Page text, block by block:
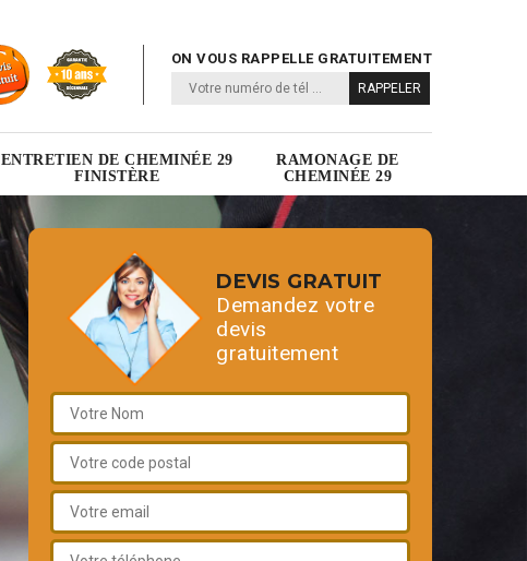
ON VOUS RAPPELLE GRATUITEMENT
ENTRETIEN DE CHEMINÉE 29
FINISTÈRE
RAMONAGE DE
CHEMINÉE 29
DEVIS GRATUIT
Demandez votre
devis
gratuitement